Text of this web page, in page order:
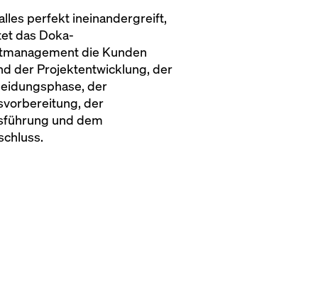
perfekt ineinandergreift,
das Doka-
die Kunden
der Projektentwicklung, der
der
der
und dem